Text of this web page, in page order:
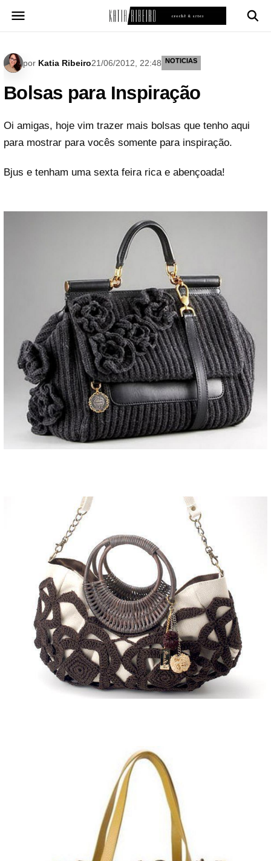
para
por Katia Ribeiro21/06/2012, 22:48 NOTICIAS
Bolsas para Inspiração
Oi amigas, hoje vim trazer mais bolsas que tenho aqui
para mostrar para vocês somente para inspiração.
Bjus e tenham uma sexta feira rica e abençoada!